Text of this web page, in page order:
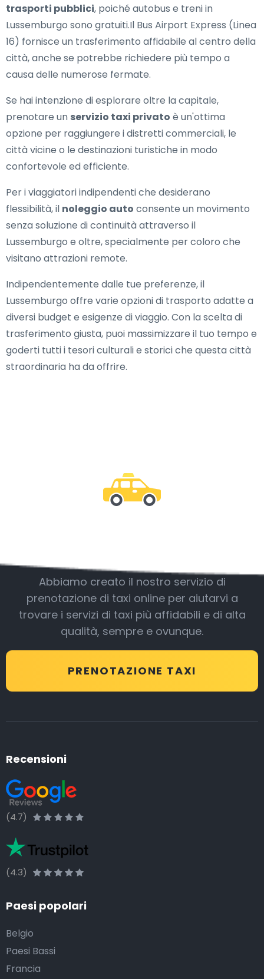
trasporti pubblici, poiché autobus e treni in
Lussemburgo sono gratuiti.Il Bus Airport Express (Linea
16) fornisce un trasferimento affidabile al centro della
città, anche se potrebbe richiedere più tempo a
causa delle numerose fermate.
Se hai intenzione di esplorare oltre la capitale,
prenotare un servizio taxi privato è un'ottima
opzione per raggiungere i distretti commerciali, le
città vicine o le destinazioni turistiche in modo
confortevole ed efficiente.
Per i viaggiatori indipendenti che desiderano
flessibilità, il noleggio auto consente un movimento
senza soluzione di continuità attraverso il
Lussemburgo e oltre, specialmente per coloro che
visitano attrazioni remote.
Indipendentemente dalle tue preferenze, il
Lussemburgo offre varie opzioni di trasporto adatte a
diversi budget e esigenze di viaggio. Con la scelta di
trasferimento giusta, puoi massimizzare il tuo tempo e
goderti tutti i tesori culturali e storici che questa città
straordinaria ha da offrire.
Abbiamo creato il nostro servizio di
prenotazione di taxi online per aiutarvi a
trovare i servizi di taxi più affidabili e di alta
qualità, sempre e ovunque.
PRENOTAZIONE TAXI
Recensioni
(4.7)
(4.3)
Paesi popolari
Belgio
Paesi Bassi
Francia